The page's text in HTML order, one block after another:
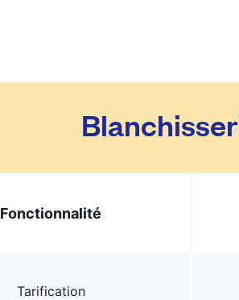
Fonctionnalité
Tarification